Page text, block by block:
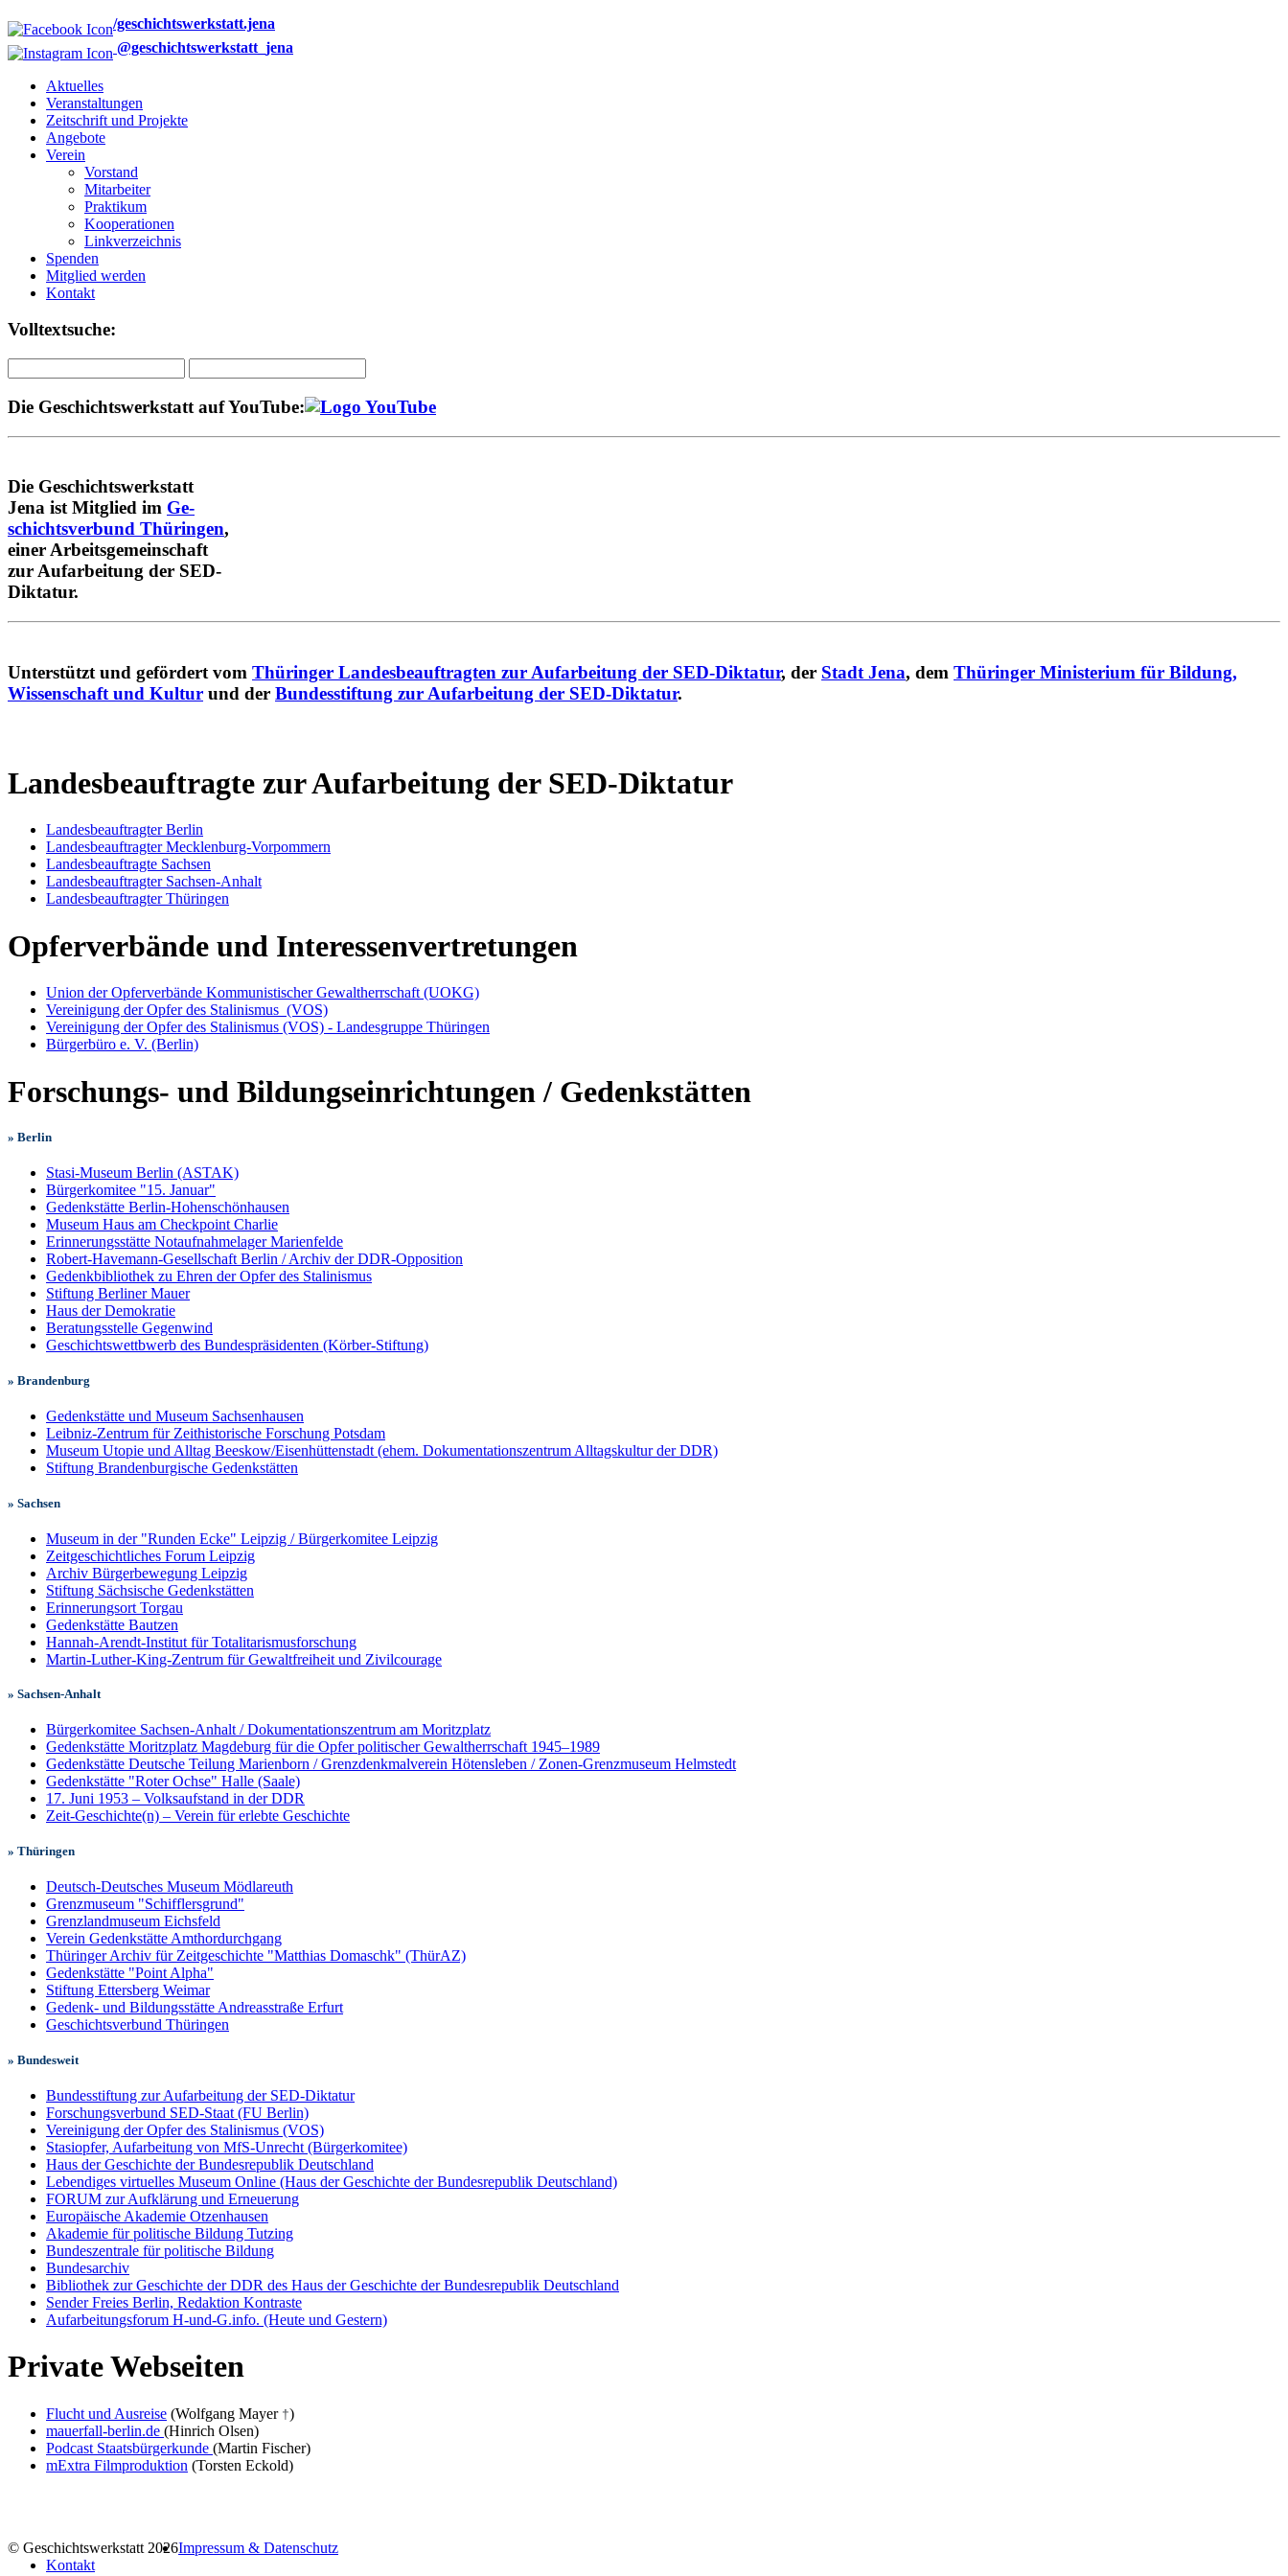
/geschichtswerkstatt.jena
@geschichtswerkstatt_jena
Aktuelles
Veranstaltungen
Zeitschrift und Projekte
Angebote
Verein
Vorstand
Mitarbeiter
Praktikum
Kooperationen
Linkverzeichnis
Spenden
Mitglied werden
Kontakt
Volltextsuche:
Die Geschichtswerkstatt auf YouTube:
Die Geschichtswerkstatt
Jena ist Mitglied im Ge-
schichtsverbund Thüringen,
einer Arbeitsgemeinschaft
zur Aufarbeitung der SED-
Diktatur.
Unterstützt und gefördert vom Thüringer Landesbeauftragten zur Aufarbeitung der SED-Diktatur, der Stadt Jena, dem Thüringer Ministerium für Bildung,
Wissenschaft und Kultur und der Bundesstiftung zur Aufarbeitung der SED-Diktatur.
Landesbeauftragte zur Aufarbeitung der SED-Diktatur
Landesbeauftragter Berlin
Landesbeauftragter Mecklenburg-Vorpommern
Landesbeauftragte Sachsen
Landesbeauftragter Sachsen-Anhalt
Landesbeauftragter Thüringen
Opferverbände und Interessenvertretungen
Union der Opferverbände Kommunistischer Gewaltherrschaft (UOKG)
Vereinigung der Opfer des Stalinismus (VOS)
Vereinigung der Opfer des Stalinismus (VOS) - Landesgruppe Thüringen
Bürgerbüro e. V. (Berlin)
Forschungs- und Bildungseinrichtungen / Gedenkstätten
» Berlin
Stasi-Museum Berlin (ASTAK)
Bürgerkomitee "15. Januar"
Gedenkstätte Berlin-Hohenschönhausen
Museum Haus am Checkpoint Charlie
Erinnerungsstätte Notaufnahmelager Marienfelde
Robert-Havemann-Gesellschaft Berlin / Archiv der DDR-Opposition
Gedenkbibliothek zu Ehren der Opfer des Stalinismus
Stiftung Berliner Mauer
Haus der Demokratie
Beratungsstelle Gegenwind
Geschichtswettbwerb des Bundespräsidenten (Körber-Stiftung)
» Brandenburg
Gedenkstätte und Museum Sachsenhausen
Leibniz-Zentrum für Zeithistorische Forschung Potsdam
Museum Utopie und Alltag Beeskow/Eisenhüttenstadt (ehem. Dokumentationszentrum Alltagskultur der DDR)
Stiftung Brandenburgische Gedenkstätten
» Sachsen
Museum in der "Runden Ecke" Leipzig / Bürgerkomitee Leipzig
Zeitgeschichtliches Forum Leipzig
Archiv Bürgerbewegung Leipzig
Stiftung Sächsische Gedenkstätten
Erinnerungsort Torgau
Gedenkstätte Bautzen
Hannah-Arendt-Institut für Totalitarismusforschung
Martin-Luther-King-Zentrum für Gewaltfreiheit und Zivilcourage
» Sachsen-Anhalt
Bürgerkomitee Sachsen-Anhalt / Dokumentationszentrum am Moritzplatz
Gedenkstätte Moritzplatz Magdeburg für die Opfer politischer Gewaltherrschaft 1945–1989
Gedenkstätte Deutsche Teilung Marienborn / Grenzdenkmalverein Hötensleben / Zonen-Grenzmuseum Helmstedt
Gedenkstätte "Roter Ochse" Halle (Saale)
17. Juni 1953 – Volksaufstand in der DDR
Zeit-Geschichte(n) – Verein für erlebte Geschichte
» Thüringen
Deutsch-Deutsches Museum Mödlareuth
Grenzmuseum "Schifflersgrund"
Grenzlandmuseum Eichsfeld
Verein Gedenkstätte Amthordurchgang
Thüringer Archiv für Zeitgeschichte "Matthias Domaschk" (ThürAZ)
Gedenkstätte "Point Alpha"
Stiftung Ettersberg Weimar
Gedenk- und Bildungsstätte Andreasstraße Erfurt
Geschichtsverbund Thüringen
» Bundesweit
Bundesstiftung zur Aufarbeitung der SED-Diktatur
Forschungsverbund SED-Staat (FU Berlin)
Vereinigung der Opfer des Stalinismus (VOS)
Stasiopfer, Aufarbeitung von MfS-Unrecht (Bürgerkomitee)
Haus der Geschichte der Bundesrepublik Deutschland
Lebendiges virtuelles Museum Online (Haus der Geschichte der Bundesrepublik Deutschland)
FORUM zur Aufklärung und Erneuerung
Europäische Akademie Otzenhausen
Akademie für politische Bildung Tutzing
Bundeszentrale für politische Bildung
Bundesarchiv
Bibliothek zur Geschichte der DDR des Haus der Geschichte der Bundesrepublik Deutschland
Sender Freies Berlin, Redaktion Kontraste
Aufarbeitungsforum H-und-G.info. (Heute und Gestern)
Private Webseiten
Flucht und Ausreise (Wolfgang Mayer †)
mauerfall-berlin.de (Hinrich Olsen)
Podcast Staatsbürgerkunde (Martin Fischer)
mExtra Filmproduktion (Torsten Eckold)
© Geschichtswerkstatt 2026Impressum & Datenschutz
Kontakt